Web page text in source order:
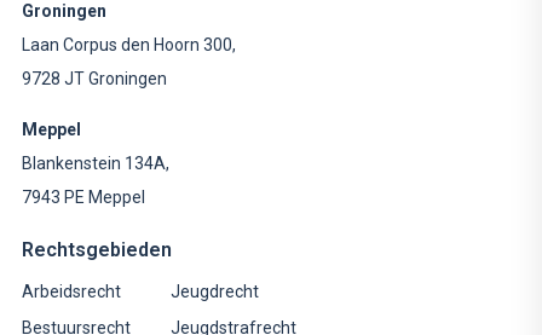
Groningen
Laan Corpus den Hoorn 300,
9728 JT Groningen
Meppel
Blankenstein 134A,
7943 PE Meppel
Rechtsgebieden
Arbeidsrecht
Bestuursrecht
Jeugdrecht
Jeugdstrafrecht